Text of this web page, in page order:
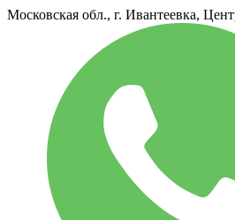
Московская обл., г. Ивантеевка,